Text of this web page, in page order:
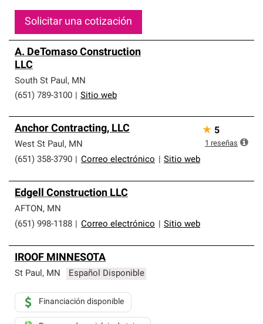
Solicitar una cotización
A. DeTomaso Construction
LLC
South St Paul, MN
(651) 789-3100
Sitio web
Anchor Contracting, LLC
West St Paul, MN
(651) 358-3790
Correo electrónico Sitio web
★ 5
1 reseñas
Edgell Construction LLC
AFTON, MN
(651) 998-1188
Correo electrónico Sitio web
IROOF MINNESOTA
St Paul, MN Español Disponible
Financiación disponible